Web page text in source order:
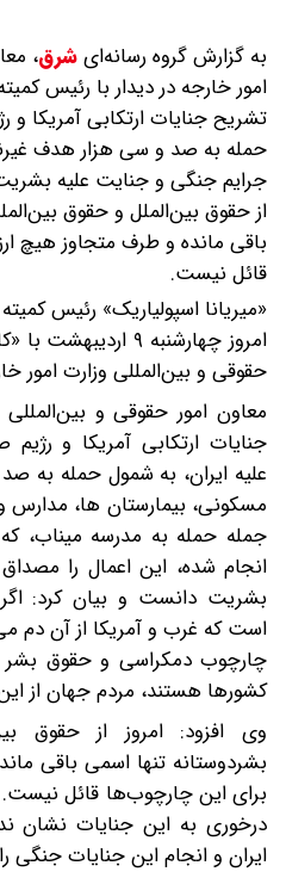
به گزارش گروه رسانه‌ایشرق،
امور خارجه در دیدار با رئیس
تشریح جنایات ارتکابی آمریکا
حمله به صد و سی هزار هدف
جرایم جنگی و جنایت علیه
از حقوق بین‌الملل و حقوق
باقی مانده و طرف متجاوز هیچ
قائل نیست.
«میریانا اسپولیاریک» رئیس
امروز چهارشنبه ۹
حقوقی و بین‌المللی وزارت امور
معاون امور حقوقی و
جنایات ارتکابی آمریکا و
علیه ایران، به شمول حمله به
مسکونی، بیمارستان ها،
جمله حمله به مدرسه
انجام شده، این اعمال را
بشریت دانست و بیان کرد: اگر
است که غرب و آمریکا از آن دم
چارچوب دمکراسی و حقوق
کشورها هستند، مردم جهان از
وی افزود: امروز از حقوق
بشردوستانه تنها اسمی باقی
برای این چارچوب‌ها قائل
درخوری به این جنایات نشان
ایران و انجام این جنایات جنگی